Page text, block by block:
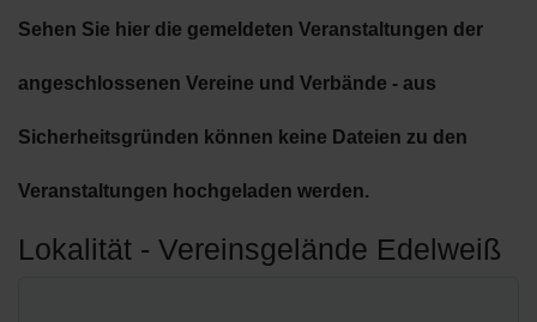
Sehen Sie hier die gemeldeten Veranstaltungen der
angeschlossenen Vereine und Verbände - aus
Sicherheitsgründen können keine Dateien zu den
Veranstaltungen hochgeladen werden.
Lokalität - Vereinsgelände Edelweiß